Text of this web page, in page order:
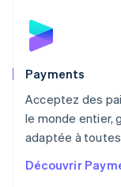
Payments
Acceptez des
le monde entier,
adaptée à
Découvrir
Norvège
English
English
Nederlands
Pologne
English
Português